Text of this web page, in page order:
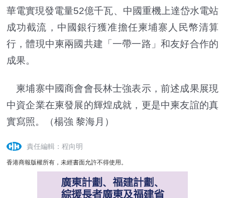
華電實現發電量52億千瓦、中國重機上達岱水電站
成功截流，中國銀行獲准擔任柬埔寨人民幣清算
行，體現中柬兩國共建「一帶一路」和友好合作的
成果。
柬埔寨中國商會會長林士強表示，前述成果展現
中資企業在柬發展的輝煌成就，更是中柬友誼的真
實寫照。（楊強 黎海月）
責任編輯：程向明
香港商報版權所有，未經書面允許不得使用。